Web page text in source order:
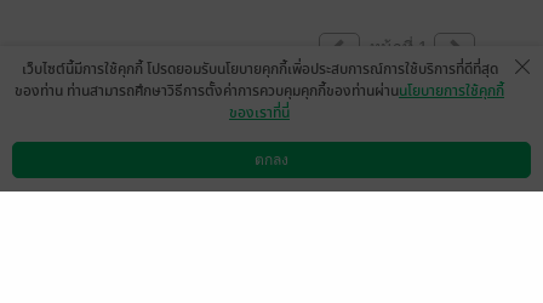
หน้าที่ 1
28 ธ.ค. 256314:41 น.
ดาวน์โหลดแอป วิธีการใช้งาน ติดต่อเรา
เว็บไซต์นี้มีการใช้คุกกี้ โปรดยอมรับนโยบายคุกกี้เพื่อประสบการณ์การใช้บริการที่ดีที่สุด
ของท่าน ท่านสามารถศึกษาวิธีการตั้งค่าการควบคุมคุกกี้ของท่านผ่านนโยบายการใช้คุกกี้
ของเราที่นี่
ตกลง